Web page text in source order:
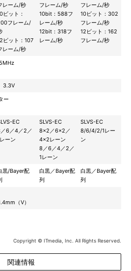
レーム/秒
ビット：
フレーム/
ビット：107
レーム/秒
フレーム/秒
10bit：588フ
レーム/秒
12bit：318フ
レーム/秒
フレーム/秒
10ビット：302
フレーム/秒
12ビット：162
フレーム/秒
3.3V
ー
EC
6／4／2／
ーン
SLVS-EC
8×2／6×2／
4×2レーン
8／6／4／2／
1レーン
SLVS-EC
8/6/4/2/1レー
ン
黒/Bayer配
白黒／Bayer配
列
白黒／Bayer配
列
（V）
Copyright © ITmedia, Inc. All Rights Reserved.
関連情報